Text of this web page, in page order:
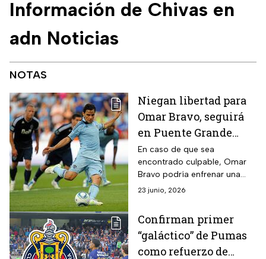
Información de Chivas en
adn Noticias
NOTAS
Niegan libertad para
Omar Bravo, seguirá
en Puente Grande
mientras avanza su
juicio
En caso de que sea
encontrado culpable, Omar
Bravo podría enfrenar una
condena de entre cinco y diez
23 junio, 2026
Confirman primer
“galáctico” de Pumas
como refuerzo de